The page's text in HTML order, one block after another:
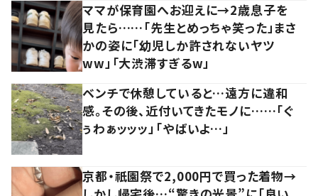
ママが保育園へお迎えに→2歳息子を
見たら……「先生とめっちゃ笑った」まさ
かの姿に「幼児しか許されないヤツ
ww」「大渋滞すぎるw」
ベンチで休憩していると…遠方に違和
感。その後、近付いてきたモノに……「ぐ
ぅわぁッッッ」「やばいよ…」
京都・祇園祭で2,000円で買った着物→